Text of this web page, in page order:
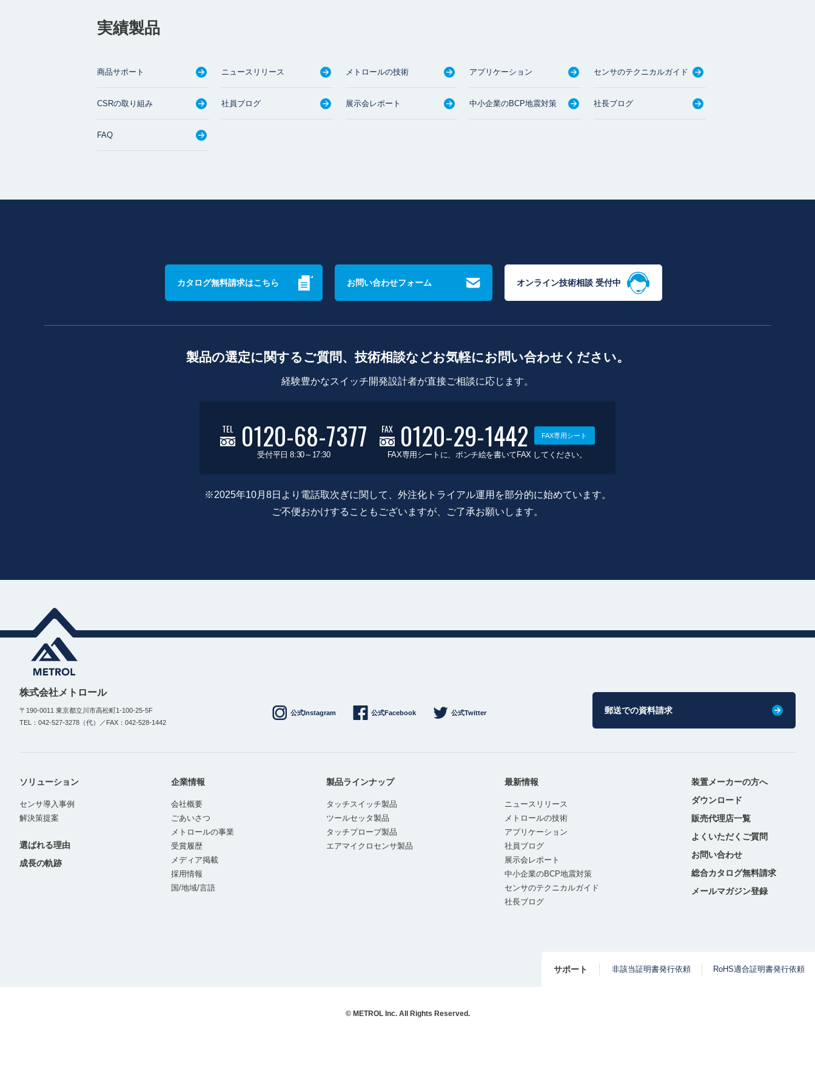
実績製品
商品サポート ニュースリリース メトロールの技術 アプリケーション センサのテクニカルガイド
CSRの取り組み 社員ブログ 展示会レポート 中小企業のBCP地震対策 社長ブログ
FAQ
カタログ無料請求はこちら お問い合わせフォーム オンライン技術相談 受付中
製品の選定に関するご質問、技術相談などお気軽にお問い合わせください。
経験豊かなスイッチ開発設計者が直接ご相談に応じます。
TEL 0120-68-7377
受付平日 8:30～17:30
FAX 0120-29-1442 FAX専用シート
FAX専用シートに、ポンチ絵を書いてFAX してください。
※2025年10月8日より電話取次ぎに関して、外注化トライアル運用を部分的に始めています。
ご不便おかけすることもございますが、ご了承お願いします。
株式会社メトロール
〒190-0011 東京都立川市高松町1-100-25-5F
TEL：042-527-3278（代）／FAX：042-528-1442
公式Instagram 公式Facebook 公式Twitter 郵送での資料請求
ソリューション
センサ導入事例
解決策提案
選ばれる理由
成長の軌跡
企業情報
会社概要
ごあいさつ
メトロールの事業
受賞履歴
メディア掲載
採用情報
国/地域/言語
製品ラインナップ
タッチスイッチ製品
ツールセッタ製品
タッチプローブ製品
エアマイクロセンサ製品
最新情報
ニュースリリース
メトロールの技術
アプリケーション
社員ブログ
展示会レポート
中小企業のBCP地震対策
センサのテクニカルガイド
社長ブログ
装置メーカーの方へ
ダウンロード
販売代理店一覧
よくいただくご質問
お問い合わせ
総合カタログ無料請求
メールマガジン登録
サポート 非該当証明書発行依頼 RoHS適合証明書発行依頼
© METROL Inc. All Rights Reserved.